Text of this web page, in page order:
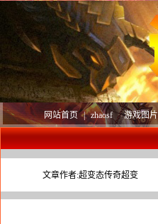
游戏图片
zhaosf
网站首页 |
文章作者:超变态传奇超变